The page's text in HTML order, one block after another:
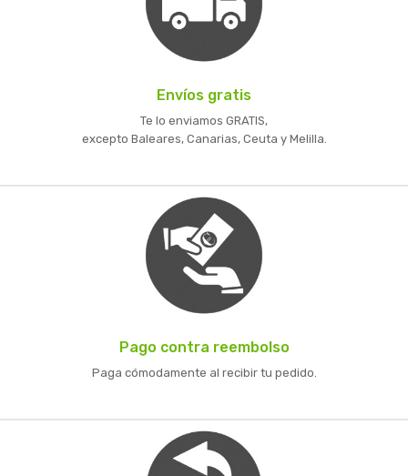
Envíos gratis
Te lo enviamos GRATIS,
excepto Baleares, Canarias, Ceuta y Melilla.
Pago contra reembolso
Paga cómodamente al recibir tu pedido.